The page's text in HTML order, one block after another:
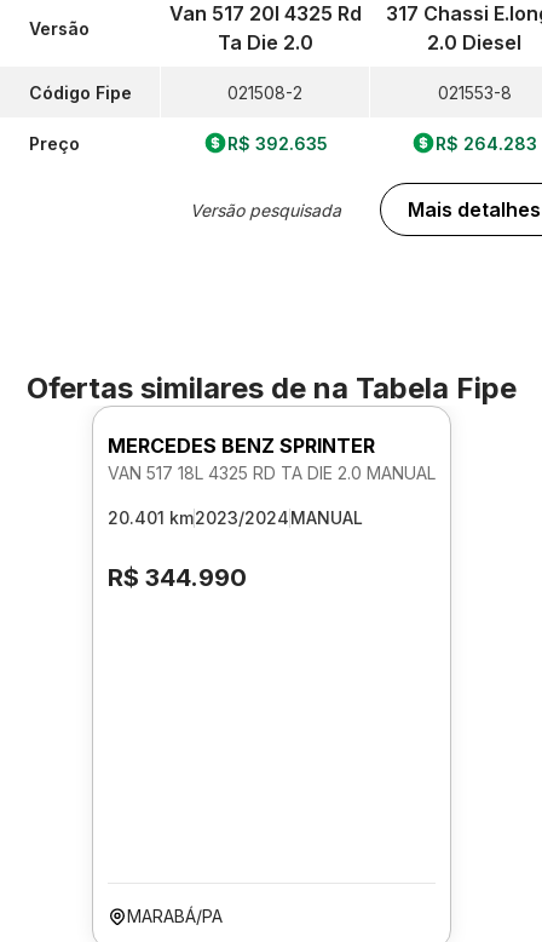
Versão
Código Fipe
Preço
Van 517 20l 4325 Rd
Ta Die 2.0
021508-2
R$ 392.635
Versão pesquisada
317 Chassi
2.0 Diesel
021553-8
R$ 264.283
Mais detalhes
Ofertas similares de na Tabela Fipe
MERCEDES BENZ SPRINTER
VAN 517 18L 4325 RD TA DIE 2.0 MANUAL
20.401 km2023/2024MANUAL
R$ 344.990
MARABÁ/PA